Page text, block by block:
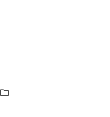
Berichtcategorie: